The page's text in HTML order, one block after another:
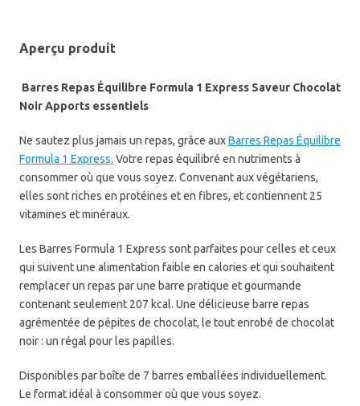
Aperçu produit
Barres Repas Équilibre Formula 1 Express Saveur Chocolat
Noir Apports essentiels
Ne sautez plus jamais un repas, grâce auxBarres Repas Équilibre
Formula 1 Express. Votre repas équilibré en nutriments à
consommer où que vous soyez. Convenant aux végétariens,
elles sont riches en protéines et en fibres, et contiennent 25
vitamines et minéraux.
Les Barres Formula 1 Express sont parfaites pour celles et ceux
qui suivent une alimentation faible en calories et qui souhaitent
remplacer un repas par une barre pratique et gourmande
contenant seulement 207 kcal. Une délicieuse barre repas
agrémentée de pépites de chocolat, le tout enrobé de chocolat
noir : un régal pour les papilles.
Disponibles par boîte de 7 barres emballées individuellement.
Le format idéal à consommer où que vous soyez.